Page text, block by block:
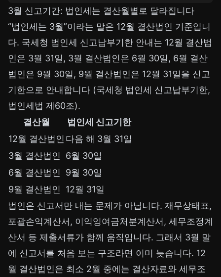
3월 신고기간: 법인세는 결산월별로 달라집니다
“법인세는 3월”이라는 말은 12월 결산법인 기준입니
다. 국세청 법인세 신고납부기한 안내는 12월 결산법
인은 3월 31일, 3월 결산법인은 6월 30일, 6월 결산
법인은 9월 30일, 9월 결산법인은 12월 31일을 신고
기한으로 안내합니다 (국세청 법인세 신고납부기한,
법인세법 제60조).
결산월
법인세 신고기한
12월 결산법인 다음 해 3월 31일
3월 결산법인
6월 30일
6월 결산법인
9월 30일
9월 결산법인
12월 31일
법인은 신고서만 내는 문제가 아닙니다. 재무상태표,
포괄손익계산서, 이익잉여금처분계산서, 세무조정계
산서 등 제출서류가 함께 움직입니다. 그래서 3월 말
에 신고서를 처음 보는 구조라면 이미 늦습니다. 12
월 결산법인은 최소 2월 중에는 결산자료와 세무조